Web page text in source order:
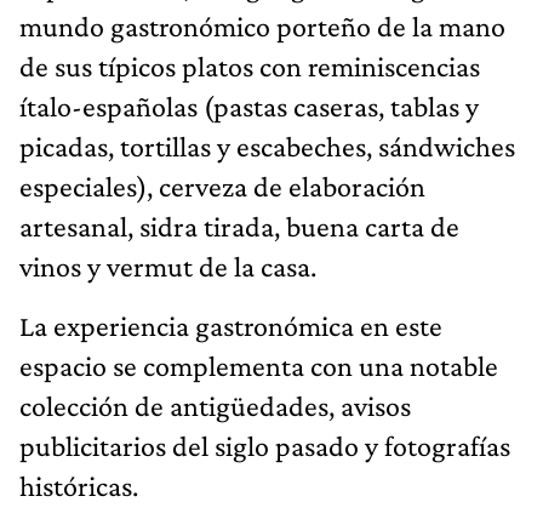
mundo gastronómico porteño de la mano
de sus típicos platos con reminiscencias
ítalo-españolas (pastas caseras, tablas y
picadas, tortillas y escabeches, sándwiches
especiales), cerveza de elaboración
artesanal, sidra tirada, buena carta de
vinos y vermut de la casa.
La experiencia gastronómica en este
espacio se complementa con una notable
colección de antigüedades, avisos
publicitarios del siglo pasado y fotografías
históricas.